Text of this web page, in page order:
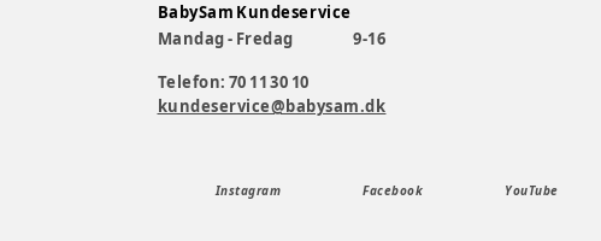
BabySam Kundeservice
Mandag - Fredag
9-16
Telefon: 70 11 30 10
kundeservice@babysam.dk
Instagram Facebook YouTube